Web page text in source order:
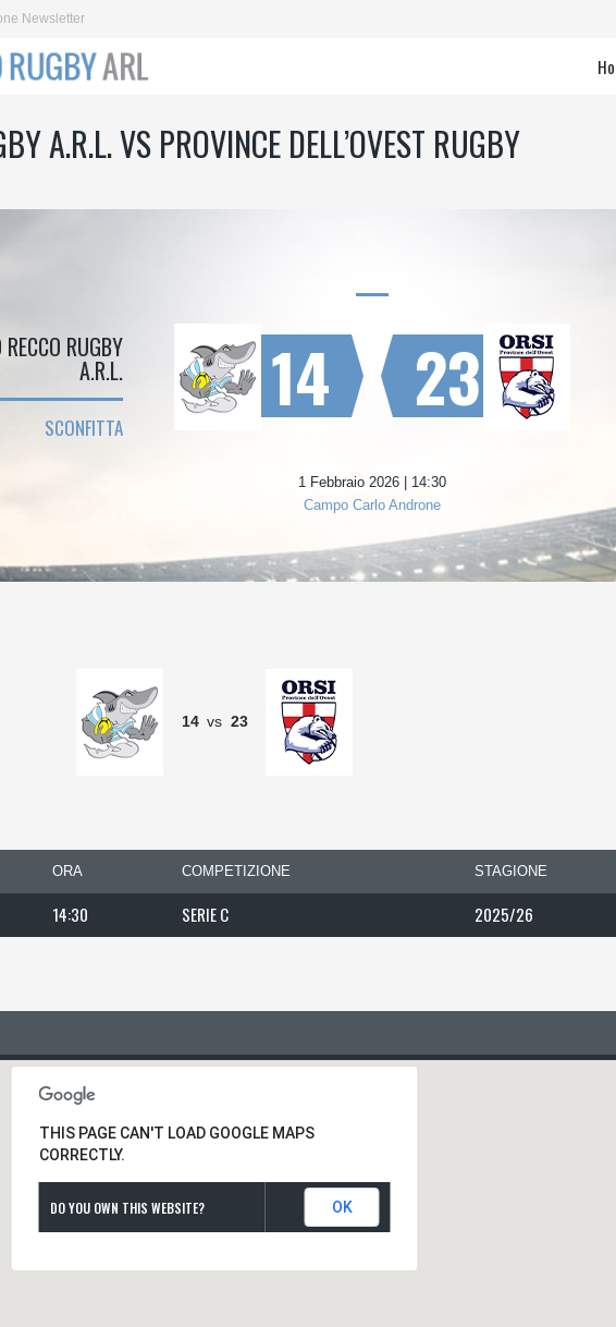
Newsletter
A.R.L. VS PROVINCE DELL’OVEST RUGBY
14
RUGBY
A.R.L.
SCONFITTA
23
1 Febbraio 2026 | 14:30
Campo Carlo Androne
14 vs 23
ORA COMPETIZIONE STAGIONE
14:30 SERIE C 2025/26
THIS PAGE CAN'T LOAD GOOGLE MAPS
CORRECTLY.
DO YOU OWN THIS WEBSITE? OK